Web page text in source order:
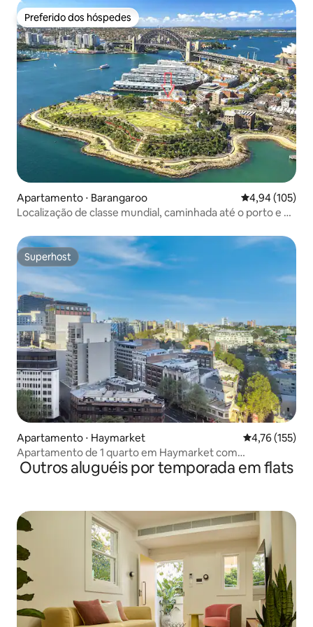
Preferido dos hóspedes
Preferido dos hóspedes
Apartamento ⋅ Barangaroo 4,94 de uma
4,94 (105)
Localização de classe mundial, caminhada até o porto e a
Superhost
Superhost
Apartamento ⋅ Haymarket 4,76 de uma
4,76 (155)
Apartamento de 1 quarto em Haymarket com
estacionamento seguro e piscina
Outros aluguéis por temporada em flats